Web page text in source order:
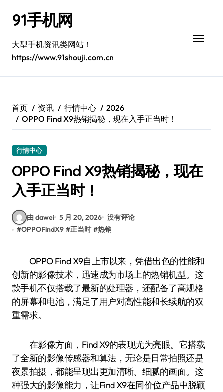
91手机网
大型手机资讯类网站！
https://www.91shouji.com.cn
首页 资讯 行情中心
2026
OPPO Find X9热销揭秘，现在入手正当时！
行情中心
OPPO Find X9热销揭秘，现在
入手正当时！
由 dawei 5 月 20, 2026 没有评论
#OPPOFindX9 #正当时 #热销
OPPO Find X9自上市以来，凭借出色的性能和
创新的影像技术，迅速成为市场上的热销机型。这
款手机不仅搭载了最新的处理器，还配备了高规格
的屏幕和电池，满足了用户对高性能和长续航的双
重需求。
在影像方面，Find X9的表现尤为亮眼。它搭载
了全新的影像传感器和算法，无论是日常拍照还是
夜景拍摄，都能呈现出更加清晰、细腻的画面。这
种强大的影像能力，让Find X9在同价位产品中脱颖